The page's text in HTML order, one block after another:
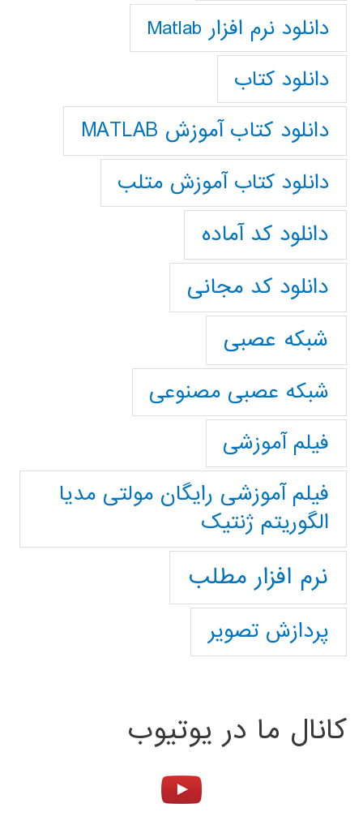
دانلود نرم افزار Matlab
دانلود کتاب
دانلود کتاب آموزش MATLAB
دانلود کتاب آموزش متلب
دانلود کد آماده
دانلود کد مجانی
شبکه عصبی
شبکه عصبی مصنوعی
فیلم آموزشی
فیلم آموزشی رایگان مولتی مدیا
الگوریتم ژنتیک
نرم افزار مطلب
پردازش تصویر
کانال ما در یوتیوب